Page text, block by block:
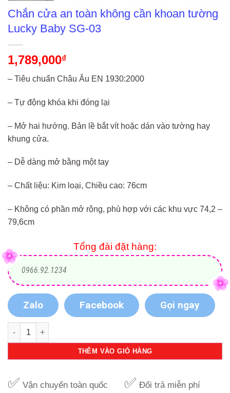
Chắn cửa an toàn không cần khoan tường
Lucky Baby SG-03
1,789,000₫
– Tiêu chuẩn Châu Âu EN 1930:2000
– Tự động khóa khi đóng lại
– Mở hai hướng. Bản lề bắt vít hoặc dán vào tường hay
khung cửa.
– Dễ dàng mở bằng một tay
– Chất liệu: Kim loại, Chiều cao: 76cm
– Không có phần mở rộng, phù hợp với các khu vực 74,2 –
79,6cm
Tổng đài đặt hàng:
0966.92.1234
Zalo Facebook Gọi ngay
Chắn cửa an toàn không cần khoan tường Lucky Baby SG-03
THÊM VÀO GIỎ HÀNG
✅ Vận chuyển toàn quốc ✅ Đổi trả miễn phí